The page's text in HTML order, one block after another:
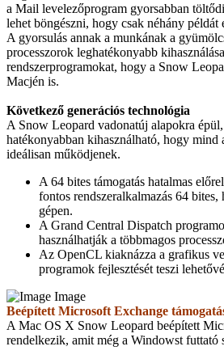
a Mail levelezőprogram gyorsabban
lehet böngészni, hogy csak néhány példát
A gyorsulás annak a munkának a
processzorok leghatékonyabb
rendszerprogramokat, hogy a Snow
Macjén is.
Következő generációs technológia
A Snow Leopard vadonatúj alapokra
hatékonyabban kihasználható, hogy
ideálisan működjenek.
A 64 bites támogatás hatalmas
fontos rendszeralkalmazás 64
gépen.
A Grand Central Dispatch
használhatják a többmagos
Az OpenCL kiaknázza a grafikus
programok fejlesztését teszi
Image
Beépített Microsoft Exchange
A Mac OS X Snow Leopard beépített
rendelkezik, amit még a Windowst futtató